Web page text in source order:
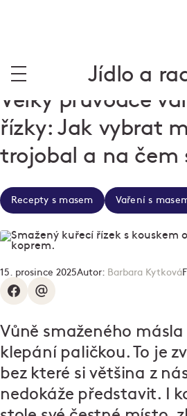
Jídlo a
Velký průvodce
řízky: Jak vybrat
trojobal a na čem
Recepty s masem Vaření s
15. prosince 2025Autor: Barbara Kytková
Vůně smaženého
klepání paličkou. To je
bez které si většina z
nedokáže představit. I